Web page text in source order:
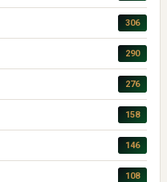
306
290
276
158
146
108